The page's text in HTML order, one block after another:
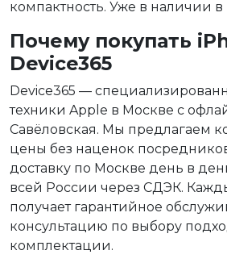
компактность. Уже в наличии в
Почему покупать
Device365
Device365 —
техники Apple в Москве с
Савёловская. Мы предлагаем
цены без наценок
доставку по Москве день в
всей России через СДЭК.
получает гарантийное
консультацию по выбору
комплектации.